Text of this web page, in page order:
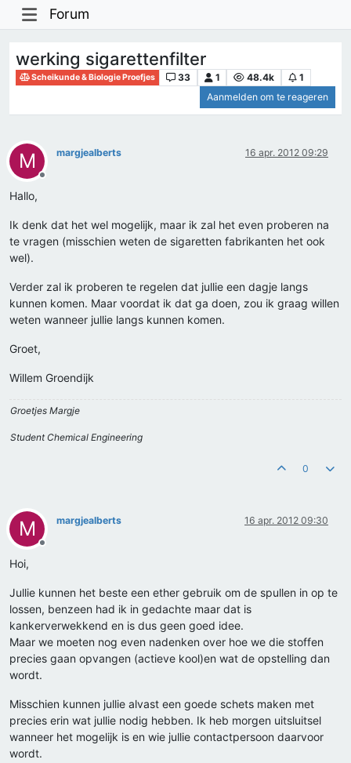
Forum
werking sigarettenfilter
Scheikunde & Biologie Proefjes 33 1 48.4k
1
Aanmelden om te reageren
M
Offline
margjealberts 16 apr. 2012 09:29
Hallo,
Ik denk dat het wel mogelijk, maar ik zal het even proberen na
te vragen (misschien weten de sigaretten fabrikanten het ook
wel).
Verder zal ik proberen te regelen dat jullie een dagje langs
kunnen komen. Maar voordat ik dat ga doen, zou ik graag willen
weten wanneer jullie langs kunnen komen.
Groet,
Willem Groendijk
Groetjes Margje
Student Chemical Engineering
0
M
Offline
margjealberts 16 apr. 2012 09:30
Hoi,
Jullie kunnen het beste een ether gebruik om de spullen in op te
lossen, benzeen had ik in gedachte maar dat is
kankerverwekkend en is dus geen goed idee.
Maar we moeten nog even nadenken over hoe we die stoffen
precies gaan opvangen (actieve kool)en wat de opstelling dan
wordt.
Misschien kunnen jullie alvast een goede schets maken met
precies erin wat jullie nodig hebben. Ik heb morgen uitsluitsel
wanneer het mogelijk is en wie jullie contactpersoon daarvoor
wordt.